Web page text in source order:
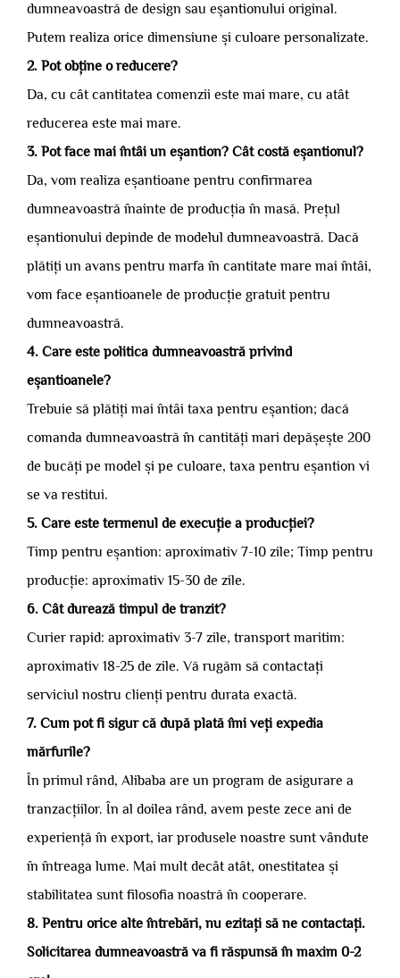
dumneavoastră de design sau eșantionului original.
Putem realiza orice dimensiune și culoare personalizate.
2. Pot obține o reducere?
Da, cu cât cantitatea comenzii este mai mare, cu atât
reducerea este mai mare.
3. Pot face mai întâi un eșantion? Cât costă eșantionul?
Da, vom realiza eșantioane pentru confirmarea
dumneavoastră înainte de producția în masă. Prețul
eșantionului depinde de modelul dumneavoastră. Dacă
plătiți un avans pentru marfa în cantitate mare mai întâi,
vom face eșantioanele de producție gratuit pentru
dumneavoastră.
4. Care este politica dumneavoastră privind
eșantioanele?
Trebuie să plătiți mai întâi taxa pentru eșantion; dacă
comanda dumneavoastră în cantități mari depășește 200
de bucăți pe model și pe culoare, taxa pentru eșantion vi
se va restitui.
5. Care este termenul de execuție a producției?
Timp pentru eșantion: aproximativ 7-10 zile; Timp pentru
producție: aproximativ 15-30 de zile.
6. Cât durează timpul de tranzit?
Curier rapid: aproximativ 3-7 zile, transport maritim:
aproximativ 18-25 de zile. Vă rugăm să contactați
serviciul nostru clienți pentru durata exactă.
7. Cum pot fi sigur că după plată îmi veți expedia
mărfurile?
În primul rând, Alibaba are un program de asigurare a
tranzacțiilor. În al doilea rând, avem peste zece ani de
experiență în export, iar produsele noastre sunt vândute
în întreaga lume. Mai mult decât atât, onestitatea și
stabilitatea sunt filosofia noastră în cooperare.
8. Pentru orice alte întrebări, nu ezitați să ne contactați.
Solicitarea dumneavoastră va fi răspunsă în maxim 0-2